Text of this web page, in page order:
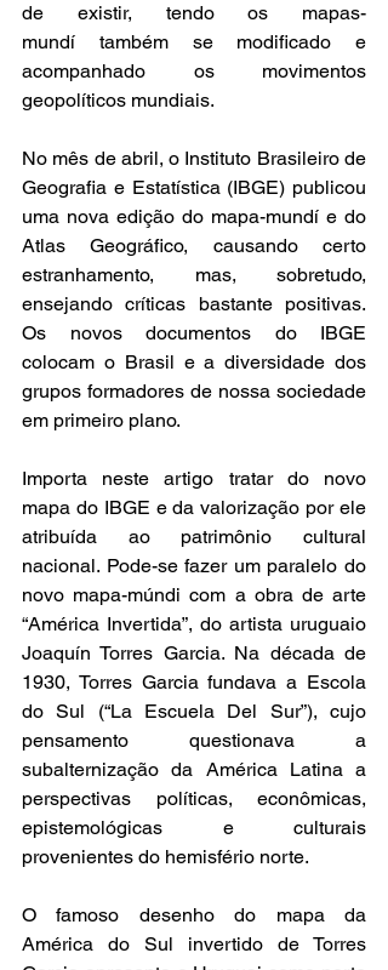
de existir, tendo os mapas-
mundí também se modificado e
acompanhado os movimentos
geopolíticos mundiais.
No mês de abril, o Instituto Brasileiro de
Geografia e Estatística (IBGE) publicou
uma nova edição do mapa-mundí e do
Atlas Geográfico, causando certo
estranhamento, mas, sobretudo,
ensejando críticas bastante positivas.
Os novos documentos do IBGE
colocam o Brasil e a diversidade dos
grupos formadores de nossa sociedade
em primeiro plano.
Importa neste artigo tratar do novo
mapa do IBGE e da valorização por ele
atribuída ao patrimônio cultural
nacional. Pode-se fazer um paralelo do
novo mapa-múndi com a obra de arte
“América Invertida”, do artista uruguaio
Joaquín Torres Garcia. Na década de
1930, Torres Garcia fundava a Escola
do Sul (“La Escuela Del Sur”), cujo
pensamento questionava a
subalternização da América Latina a
perspectivas políticas, econômicas,
epistemológicas e culturais
provenientes do hemisfério norte.
O famoso desenho do mapa da
América do Sul invertido de Torres